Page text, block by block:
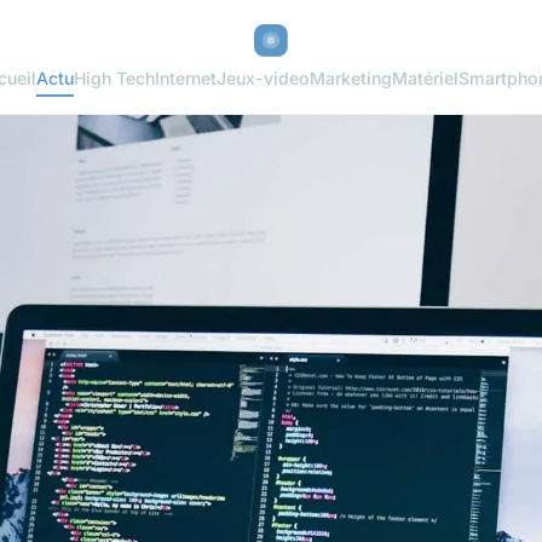
ActuHigh TechInternetJeux-videoMarketingMatériel